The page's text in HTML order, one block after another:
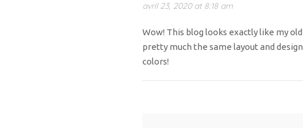
avril 23, 2020 at 8:18 am
Wow! This blog looks exactly like my
pretty much the same layout and
colors!